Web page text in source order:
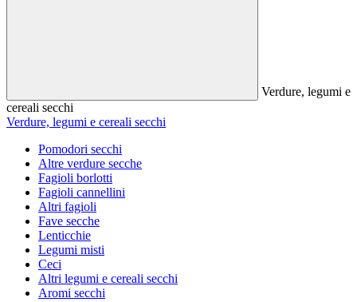
Verdure, legumi e
cereali secchi
Verdure, legumi e cereali secchi
Pomodori secchi
Altre verdure secche
Fagioli borlotti
Fagioli cannellini
Altri fagioli
Fave secche
Lenticchie
Legumi misti
Ceci
Altri legumi e cereali secchi
Aromi secchi